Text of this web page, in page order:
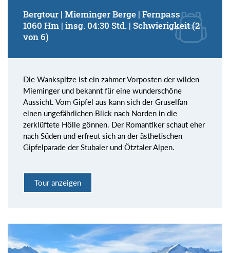
Bergtour | Mieminger Berge | Fernpass
1060 Hm | insg. 04:30 Std. | Schwierigkeit (2
von 6)
Die Wankspitze ist ein zahmer Vorposten der wilden
Mieminger und bekannt für eine wunderschöne
Aussicht. Vom Gipfel aus kann sich der Gruselfan
einen ungefährlichen Blick nach Norden in die
zerklüftete Hölle gönnen. Der Romantiker schaut eher
nach Süden und erfreut sich an der ästhetischen
Gipfelparade der Stubaier und Ötztaler Alpen.
Tour anzeigen